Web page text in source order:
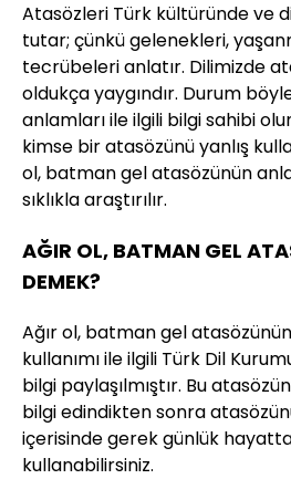
Atasözleri Türk kültüründe ve
tutar; çünkü gelenekleri,
tecrübeleri anlatır. Dilimizde
oldukça yaygındır. Durum
anlamları ile ilgili bilgi sahibi
kimse bir atasözünü yanlış
ol, batman gel atasözünün
sıklıkla araştırılır.
AĞIR OL, BATMAN GEL
DEMEK?
Ağır ol, batman gel
kullanımı ile ilgili Türk Dil
bilgi paylaşılmıştır. Bu
bilgi edindikten sonra
içerisinde gerek günlük
kullanabilirsiniz.